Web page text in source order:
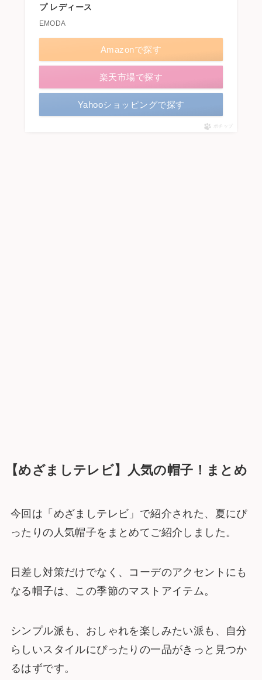
プ レディース
EMODA
Amazonで探す
楽天市場で探す
Yahooショッピングで探す
ポチップ
【めざましテレビ】人気の帽子！まとめ
今回は「めざましテレビ」で紹介された、夏にぴ
ったりの人気帽子をまとめてご紹介しました。
日差し対策だけでなく、コーデのアクセントにも
なる帽子は、この季節のマストアイテム。
シンプル派も、おしゃれを楽しみたい派も、自分
らしいスタイルにぴったりの一品がきっと見つか
るはずです。